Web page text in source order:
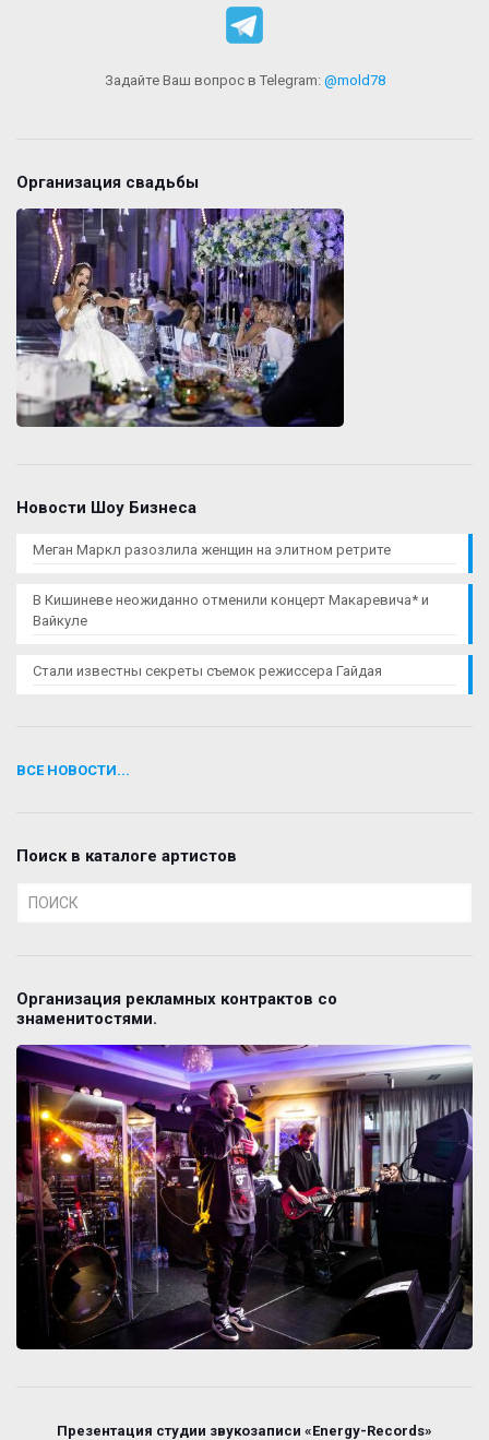
Задайте Ваш вопрос в Telegram: @mold78
Организация свадьбы
Новости Шоу Бизнеса
Меган Маркл разозлила женщин на элитном ретрите
В Кишиневе неожиданно отменили концерт Макаревича* и
Вайкуле
Стали известны секреты съемок режиссера Гайдая
ВСЕ НОВОСТИ...
Поиск в каталоге артистов
Организация рекламных контрактов со
знаменитостями.
Презентация студии звукозаписи «Energy-Records»